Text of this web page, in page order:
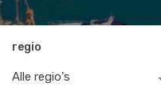
regio
Alle regio's